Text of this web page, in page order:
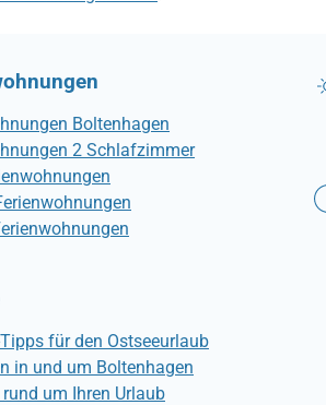
Boltenhagen
2 Schlafzimmer
für den Ostseeurlaub
in und um Boltenhagen
rund um Ihren Urlaub